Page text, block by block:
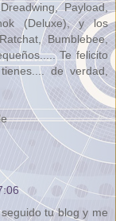
Payload,
(Deluxe), y los
Bumblebee,
Te felicito
de verdad,
tu blog y me